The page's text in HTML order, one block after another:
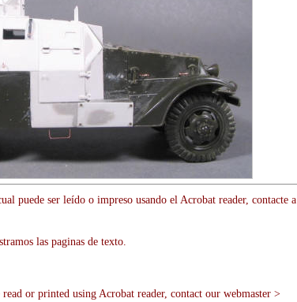
puede ser leído o impreso usando el Acrobat reader, contacte a
las paginas de texto.
or printed using Acrobat reader, contact our webmaster >